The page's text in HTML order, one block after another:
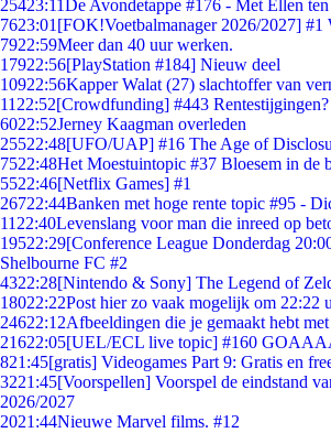
25423:11De Avondetappe #176 - Met Ellen
7623:01 [FOK!Voetbalmanager 2026/2027] #1
7922:59Meer dan 40 uur werken.
17922:56[PlayStation #184] Nieuw deel
10922:56Kapper Walat (27) slachtoffer van
11 22:52[Crowdfunding] #443 Rentestijgingen?
6022:52Jerney Kaagman overleden
25522:48[UFO/UAP] #16 The Age of
7522:48Het Moestuintopic #37 Bloesem in de
5522:46[Netflix Games] #1
26722:44Banken met hoge rente topic #95 -
11 22:40Levenslang voor man die inreed op
19522:29[Conference League Donderdag
Shelbourne FC #2
4322:28[Nintendo & Sony] The Legend of
18022:22Post hier zo vaak mogelijk om 22:22
24622:12Afbeeldingen die je gemaakt hebt
21622:05[UEL/ECL live topic] #160
821:45[gratis] Videogames Part 9: Gratis en
3221:45[Voorspellen] Voorspel de eindstand
2026/2027
2021:44Nieuwe Marvel films. #12